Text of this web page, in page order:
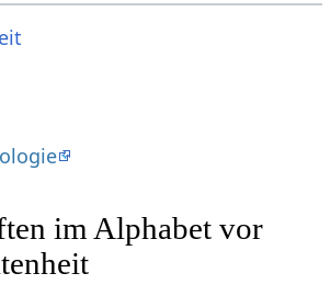
im Alphabet vor